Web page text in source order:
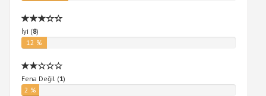
İyi (8)
12 %
Fena Değil (1)
2 %